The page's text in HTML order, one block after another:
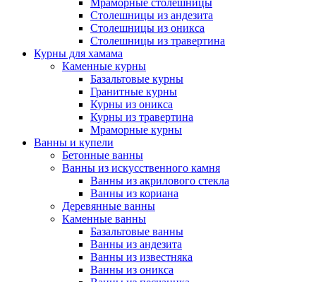
Мраморные столешницы
Столешницы из андезита
Столешницы из оникса
Столешницы из травертина
Курны для хамама
Каменные курны
Базальтовые курны
Гранитные курны
Курны из оникса
Курны из травертина
Мраморные курны
Ванны и купели
Бетонные ванны
Ванны из искусственного камня
Ванны из акрилового стекла
Ванны из кориана
Деревянные ванны
Каменные ванны
Базальтовые ванны
Ванны из андезита
Ванны из известняка
Ванны из оникса